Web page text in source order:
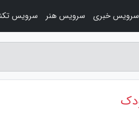
سرویس خبری سرویس هنر سرویس